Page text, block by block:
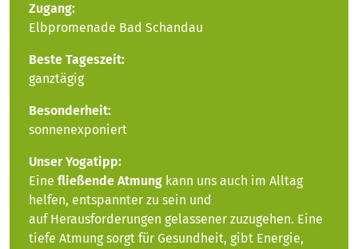
Zugang:
Elbpromenade Bad Schandau
Beste Tageszeit:
ganztägig
Besonderheit:
sonnenexponiert
Unser Yogatipp:
Eine fließende Atmung kann uns auch im Alltag
helfen, entspannter zu sein und
auf Herausforderungen gelassener zuzugehen. Eine
tiefe Atmung sorgt für Gesundheit, gibt Energie,